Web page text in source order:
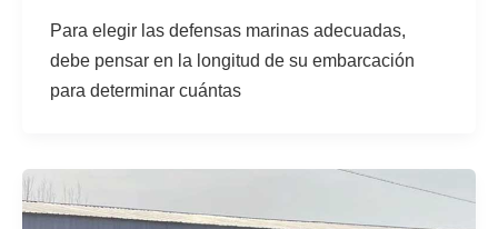
Para elegir las defensas marinas adecuadas,
debe pensar en la longitud de su embarcación
para determinar cuántas